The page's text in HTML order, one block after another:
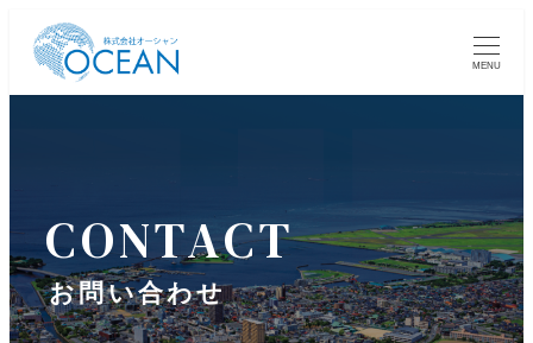
MENU
CONTACT
お問い合わせ